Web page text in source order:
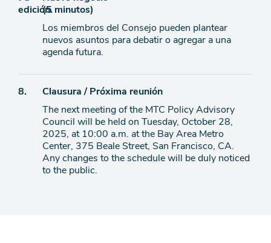
agenda
edición.(5 minutos)
Los miembros del Consejo pueden plantear
nuevos asuntos para debatir o agregar a una
agenda futura.
Ítem
agenda
8.
Clausura / Próxima reunión
The next meeting of the MTC Policy Advisory
Council will be held on Tuesday, October 28,
2025, at 10:00 a.m. at the Bay Area Metro
Center, 375 Beale Street, San Francisco, CA.
Any changes to the schedule will be duly noticed
to the public.